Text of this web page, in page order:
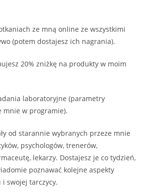
ze mną online ze wszystkimi
(potem dostajesz ich nagrania).
20% zniżkę na produkty w moim
laboratoryjne (parametry
mnie w programie).
od starannie wybranych przeze mnie
psychologów, trenerów,
lekarzy. Dostajesz je co tydzień,
poznawać kolejne aspekty
swojej tarczycy.